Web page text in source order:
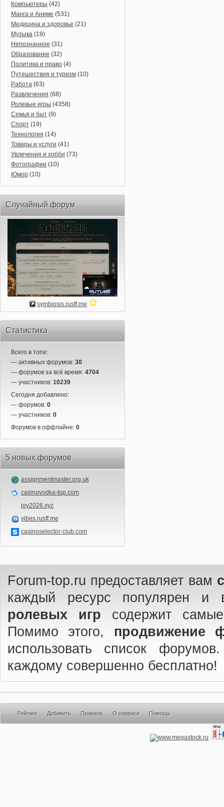
Компьютеры (42)
Манга и Аниме (531)
Медицина и здоровье (21)
Музыка (19)
Непознанное (31)
Образование (32)
Политика и право (4)
Путешествия и туризм (10)
Работа (63)
Развлечения (68)
Ролевые игры (4358)
Семья и быт (9)
Спорт (19)
Технология (14)
Товары и услуги (41)
Увлечения и хобби (73)
Фотографии (10)
Юмор (10)
Случайный форум
symbiosis.rusff.me
Статистика
Всего в топе:
— активных форумов: 30
— форумов за всё время: 4704
— участников: 10239
Сегодня добавлено:
— форумов: 0
— участников: 0
Форумов в оффлайне: 0
5 новых форумов
assignmentmaster.org.uk
casinovodka-top.com
joy2026.xyz
vibes.rusff.me
casinoselector-club.com
Forum-top.ru предоставляет вам
каждый ресурс популярен
ролевых игр содержит
Помимо этого, продвижение
использовать список
каждому совершенно бесплатно!
Рейтинг Добавить Правила О сервисе Помощь